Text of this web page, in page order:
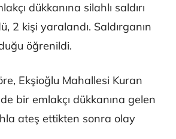
dükkanına silahlı saldırı
2 kişi yaralandı. Saldırganın
öğrenildi.
Ekşioğlu Mahallesi Kuran
bir emlakçı dükkanına gelen
ateş ettikten sonra olay